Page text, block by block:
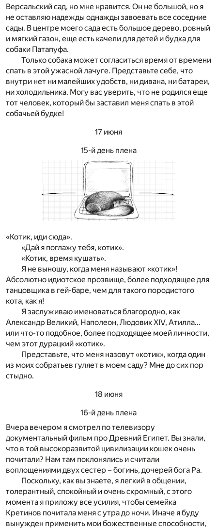
Версальский сад, но мне нравится. Он не большой, но я
не оставляю надежды однажды завоевать все соседние
сады. В центре моего сада есть большое дерево, ровный
и мягкий газон, еще есть качели для детей и будка для
собаки Патапуфа.
Только собака может согласиться время от времени
спать в этой ужасной лачуге. Представьте себе, что
внутри нет ни малейших удобств, ни дивана, ни батареи,
ни холодильника. Могу вас уверить, что не родился еще
тот человек, который бы заставил меня спать в этой
собачьей будке!
17 июня
15-й день плена
«Котик, иди сюда».
«Дай я поглажу тебя, котик».
«Котик, время кушать».
Я не выношу, когда меня называют «котик»!
Абсолютно идиотское прозвище, более подходящее для
танцовщика в гей-баре, чем для такого породистого
кота, как я!
Я заслуживаю именоваться благородно, как
Александр Великий, Наполеон, Людовик XIV, Атилла…
или что-то подобное, более подходящее моей личности,
чем этот дурацкий «котик».
Представьте, что меня назовут «котик», когда один
из моих собратьев гуляет в моем саду? Мне до сих пор
стыдно.
18 июня
16-й день плена
Вчера вечером я смотрел по телевизору
документальный фильм про Древний Египет. Вы знали,
что в той высокоразвитой цивилизации кошек очень
почитали? Нам там поклонялись и считали
воплощениями двух сестер – богинь, дочерей бога Ра.
Поскольку, как вы знаете, я легкий в общении,
толерантный, спокойный и очень скромный, с этого
момента я приложу все усилия, чтобы семейка
Кретинов почитала меня с утра до ночи. Иначе я буду
вынужден применить мои божественные способности,